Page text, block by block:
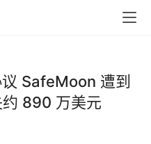
SafeMoon 遭到
890 万美元